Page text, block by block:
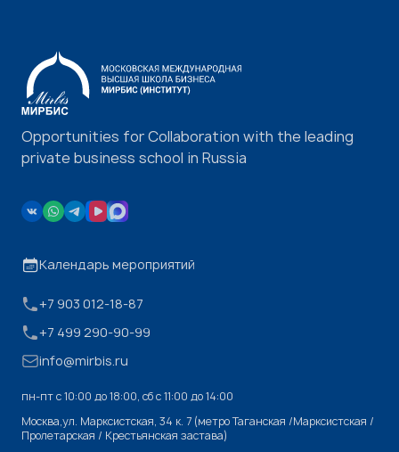
Opportunities for Collaboration with the leading
private business school in Russia
Календарь мероприятий
+7 903 012-18-87
+7 499 290-90-99
info@mirbis.ru
пн-пт с 10:00 до 18:00, cб с 11:00 до 14:00
Москва,ул. Марксистская, 34 к. 7 (метро Таганская /Марксистская /
Пролетарская / Крестьянская застава)